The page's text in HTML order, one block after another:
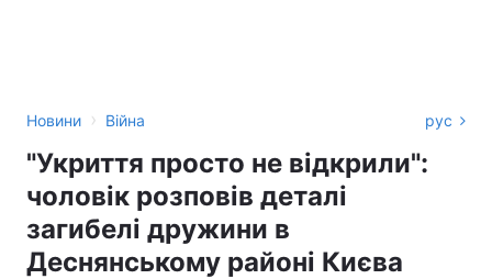
Новини › Війна рус
"Укриття просто не відкрили":
чоловік розповів деталі
загибелі дружини в
Деснянському районі Києва